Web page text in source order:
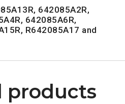
642085A2R,
642085A6R,
R642085A17 and
products